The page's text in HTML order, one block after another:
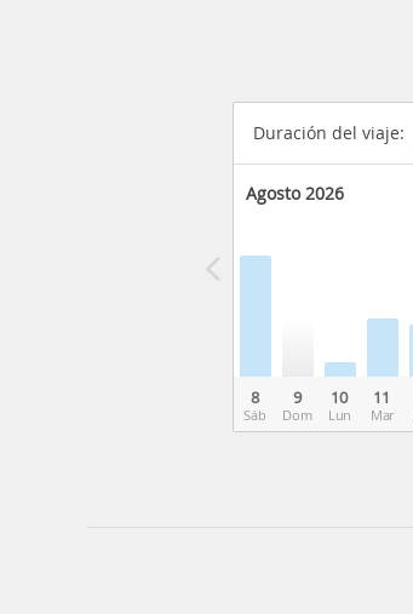
Duración del viaje:
Agosto 2026
8
Sáb
9
Dom
10
Lun
11
Mar